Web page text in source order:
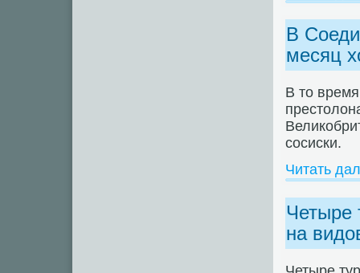
В
месяц
В то
сосиски.
Читать
Четыре
на